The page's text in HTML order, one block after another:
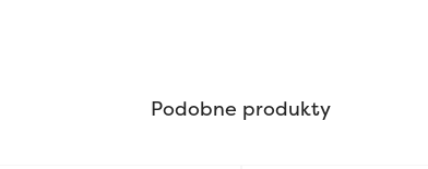
Podobne produkty